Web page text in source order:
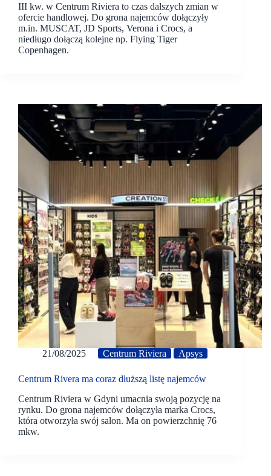
III kw. w Centrum Riviera to czas dalszych zmian w
ofercie handlowej. Do grona najemców dołączyły
m.in. MUSCAT, JD Sports, Verona i Crocs, a
niedługo dołączą kolejne np. Flying Tiger
Copenhagen.
21/08/2025 Centrum Riviera Apsys
Centrum Rivera ma coraz dłuższą listę najemców
Centrum Riviera w Gdyni umacnia swoją pozycję na
rynku. Do grona najemców dołączyła marka Crocs,
która otworzyła swój salon. Ma on powierzchnię 76
mkw.